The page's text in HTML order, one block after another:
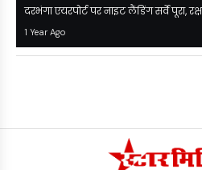
दरभंगा एयरपोर्ट पर नाइट लैंडिंग सर्वे पूरा,
1 Year Ago